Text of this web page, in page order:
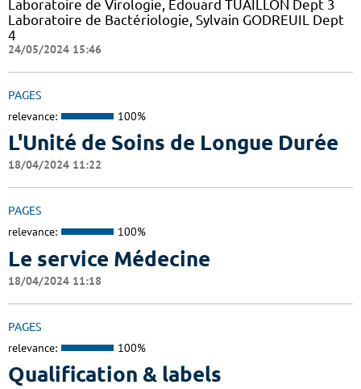
Laboratoire de Virologie, Edouard TUAILLON Dept 3
Laboratoire de Bactériologie, Sylvain GODREUIL Dept
4
24/05/2024 15:46
PAGES
relevance: 100%
L'Unité de Soins de Longue Durée
18/04/2024 11:22
PAGES
relevance: 100%
Le service Médecine
18/04/2024 11:18
PAGES
relevance: 100%
Qualification & labels